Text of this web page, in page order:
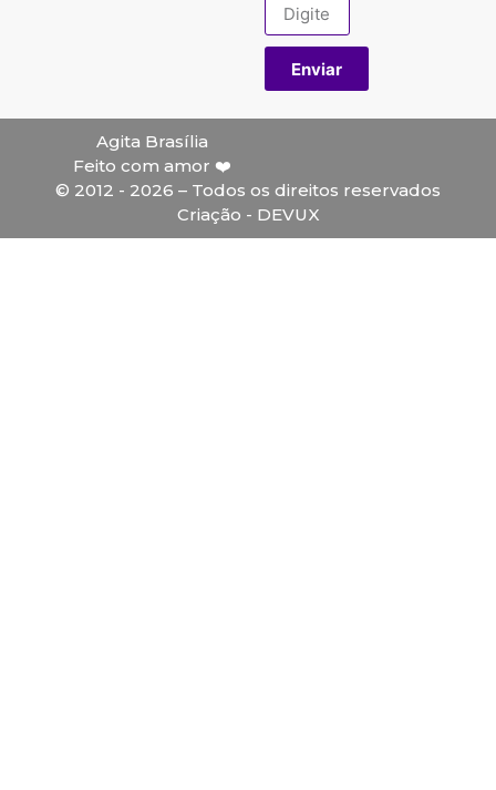
Enviar
Agita Brasília
Feito com amor ❤️
© 2012 - 2026 – Todos os direitos reservados
Criação - DEVUX